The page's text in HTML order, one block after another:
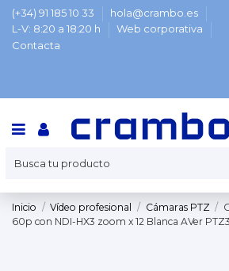
(+34) 91 185 10 33
hola@crambo.es
L-V: 8:20 a 18:20 h
Web corporativa
Contacta
Inicio Vídeo profesional Cámaras PTZ
60p con NDI-HX3 zoom x 12 Blanca AVer